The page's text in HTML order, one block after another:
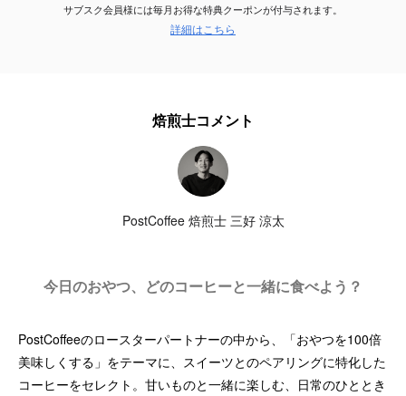
サブスク会員様には毎月お得な特典クーポンが付与されます。
詳細はこちら
焙煎士コメント
PostCoffee 焙煎士 三好 涼太
今日のおやつ、どのコーヒーと一緒に食べよう？
PostCoffeeのロースターパートナーの中から、「おやつを100倍
美味しくする」をテーマに、スイーツとのペアリングに特化した
コーヒーをセレクト。甘いものと一緒に楽しむ、日常のひととき